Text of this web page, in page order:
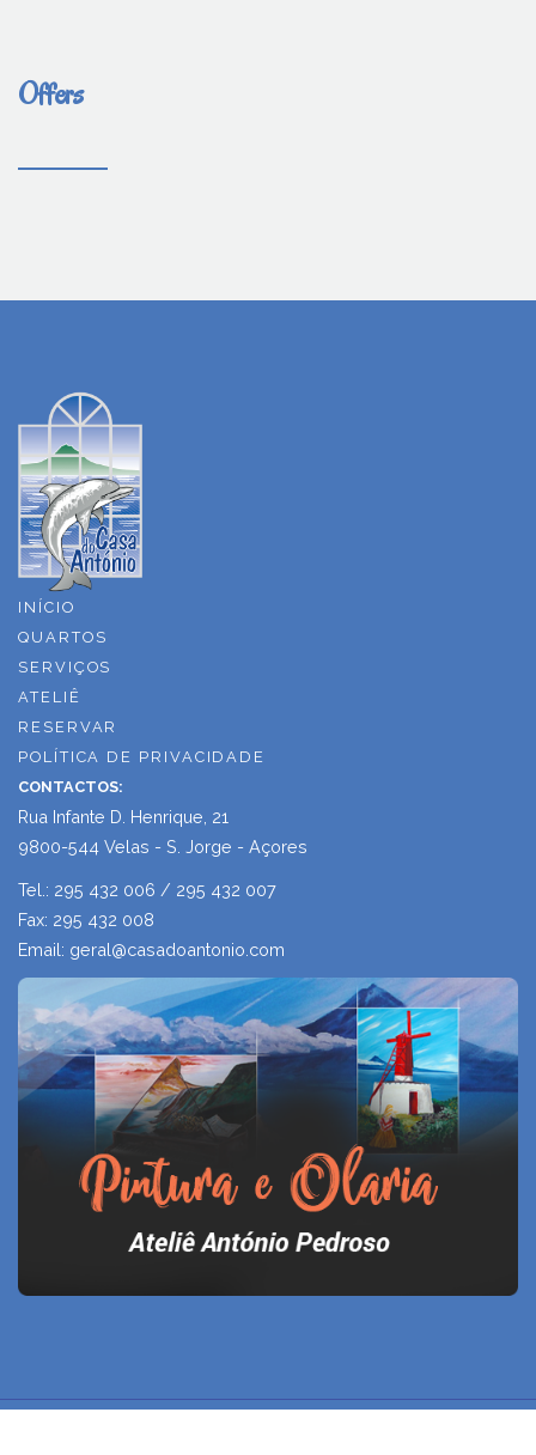
Offers
INÍCIO
QUARTOS
SERVIÇOS
ATELIÊ
RESERVAR
POLÍTICA DE PRIVACIDADE
CONTACTOS:
Rua Infante D. Henrique, 21
9800-544 Velas - S. Jorge - Açores
Tel.: 295 432 006 / 295 432 007
Fax: 295 432 008
Email: geral@casadoantonio.com